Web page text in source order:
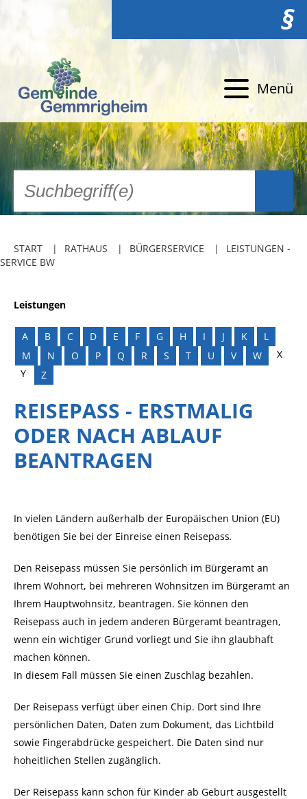
§
Menü
START RATHAUS BÜRGERSERVICE
LEISTUNGEN -
SERVICE BW
Leistungen
A B C D E F G H I J K
L
M
N O P Q R S T U V W
X
Y
Z
REISEPASS - ERSTMALIG
ODER NACH ABLAUF
BEANTRAGEN
In vielen Ländern außerhalb der Europäischen Union (EU)
benötigen Sie bei der Einreise einen Reisepass.
Den Reisepass müssen Sie persönlich im Bürgeramt an
Ihrem Wohnort, bei mehreren Wohnsitzen im Bürgeramt an
Ihrem Hauptwohnsitz, beantragen. Sie können den
Reisepass auch in jedem anderen Bürgeramt beantragen,
wenn ein wichtiger Grund vorliegt und Sie ihn glaubhaft
machen können.
In diesem Fall müssen Sie einen Zuschlag bezahlen.
Der Reisepass verfügt über einen Chip. Dort sind Ihre
persönlichen Daten, Daten zum Dokument, das Lichtbild
sowie Fingerabdrücke gespeichert. Die Daten sind nur
hoheitlichen Stellen zugänglich.
Der Reisepass kann schon für Kinder ab Geburt ausgestellt